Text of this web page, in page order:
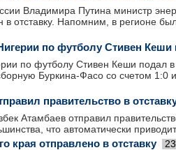
Владимира Путина министр
в отставку. Напомним, в регионе
по футболу Стивен Кеши
по футболу Стивен Кеши подал
Буркина-Фасо со счетом 1:0
правительство в
Атамбаев отправил
что автоматически
края отправлено в отставку